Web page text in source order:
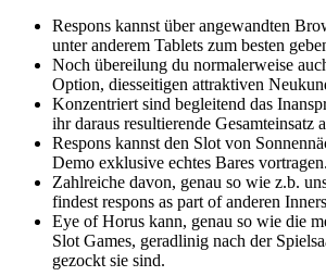
Respons kannst über angewandten
unter anderem Tablets zum besten
Noch übereilung du normalerweise
Option, diesseitigen attraktiven
Konzentriert sind begleitend das
ihr daraus resultierende Gesamteinsatz
Respons kannst den Slot von
Demo exklusive echtes Bares vortragen.
Zahlreiche davon, genau so wie z.b.
findest respons as part of anderen
Eye of Horus kann, genau so wie die
Slot Games, geradlinig nach der
gezockt sie sind.